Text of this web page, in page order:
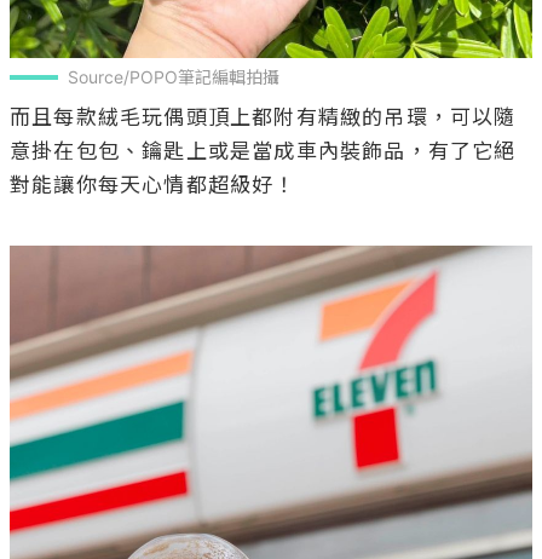
Source/POPO筆記編輯拍攝
而且每款絨毛玩偶頭頂上都附有精緻的吊環，可以隨
意掛在包包、鑰匙上或是當成車內裝飾品，有了它絕
對能讓你每天心情都超級好！